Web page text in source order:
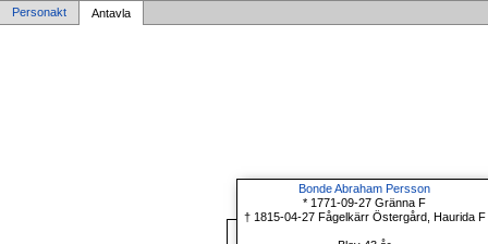
Personakt Antavla
Bonde Abraham Persson
* 1771-09-27 Gränna F
† 1815-04-27 Fågelkärr Östergård, Haurida F